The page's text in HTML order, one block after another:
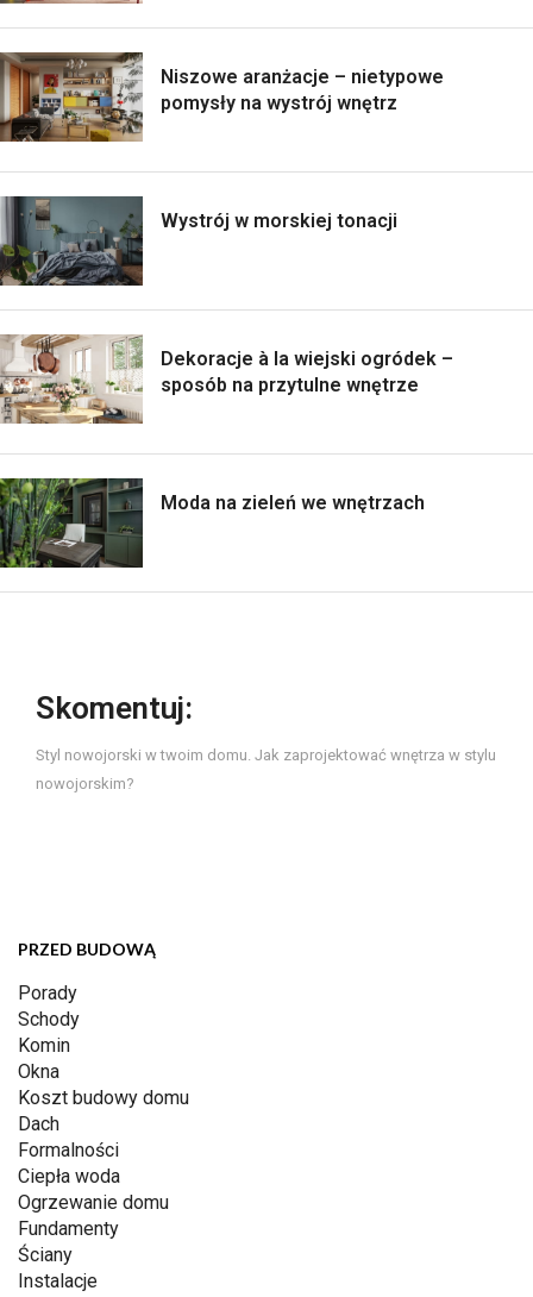
Niszowe aranżacje – nietypowe
pomysły na wystrój wnętrz
Wystrój w morskiej tonacji
Dekoracje à la wiejski ogródek –
sposób na przytulne wnętrze
Moda na zieleń we wnętrzach
Skomentuj:
Styl nowojorski w twoim domu. Jak zaprojektować wnętrza w stylu
nowojorskim?
PRZED BUDOWĄ
Porady
Schody
Komin
Okna
Koszt budowy domu
Dach
Formalności
Ciepła woda
Ogrzewanie domu
Fundamenty
Ściany
Instalacje